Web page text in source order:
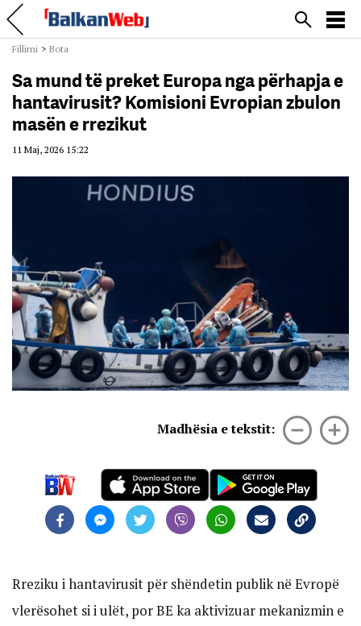
Fillimi > Bota
Sa mund të preket Europa nga përhapja e
hantavirusit? Komisioni Evropian zbulon
masën e rrezikut
11 Maj, 2026 15:22
Madhësia e tekstit:
Rreziku i hantavirusit për shëndetin publik në Evropë
vlerësohet si i ulët, por BE ka aktivizuar mekanizmin e